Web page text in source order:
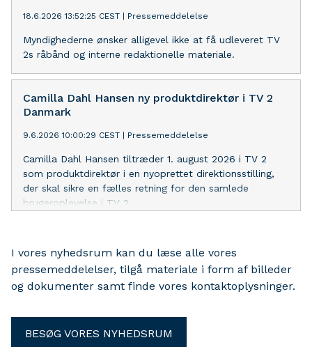
18.6.2026 13:52:25 CEST | Pressemeddelelse
Myndighederne ønsker alligevel ikke at få udleveret TV
2s råbånd og interne redaktionelle materiale.
Camilla Dahl Hansen ny produktdirektør i TV 2
Danmark
9.6.2026 10:00:29 CEST | Pressemeddelelse
Camilla Dahl Hansen tiltræder 1. august 2026 i TV 2
som produktdirektør i en nyoprettet direktionsstilling,
der skal sikre en fælles retning for den samlede
brugeroplevelse i TV 2.
I vores nyhedsrum kan du læse alle vores
pressemeddelelser, tilgå materiale i form af billeder
og dokumenter samt finde vores kontaktoplysninger.
BESØG VORES NYHEDSRUM